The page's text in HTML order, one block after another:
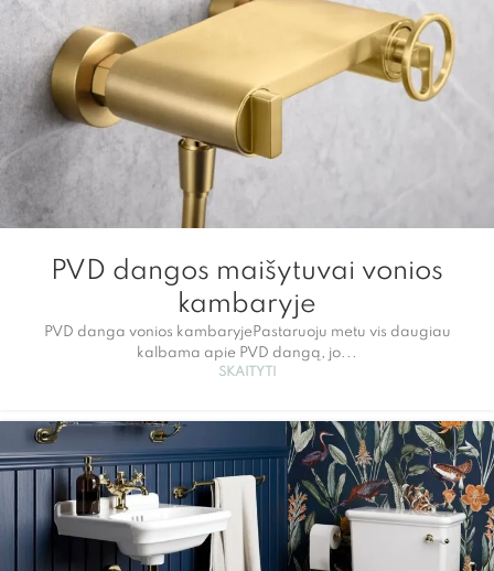
PVD dangos maišytuvai vonios
kambaryje
PVD danga vonios kambaryjePastaruoju metu vis daugiau
kalbama apie PVD dangą, jo...
SKAITYTI